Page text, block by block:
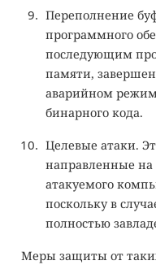
Переполнение
программного
последующим
памяти,
аварийном
бинарного кода.
Целевые атаки.
направленные на
атакуемого
поскольку в
полностью
Меры защиты от